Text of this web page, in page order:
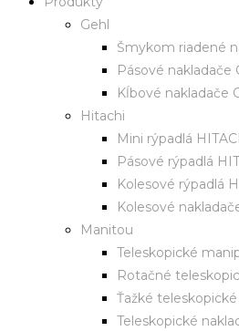
Gehl
Šmykom riadené
Pásové nakladače
Kĺbové nakladače
Hitachi
Mini rýpadlá
Pásové rýpadlá
Kolesové rýpadlá
Kolesové
Manitou
Teleskopické
Rotačné
Ťažké
Teleskopické